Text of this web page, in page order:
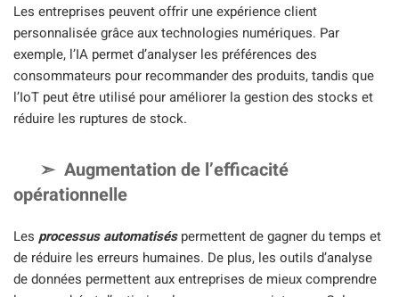
Les entreprises peuvent offrir une expérience client
personnalisée grâce aux technologies numériques. Par
exemple, l’IA permet d’analyser les préférences des
consommateurs pour recommander des produits, tandis que
l’IoT peut être utilisé pour améliorer la gestion des stocks et
réduire les ruptures de stock.
Augmentation de l’efficacité
opérationnelle
Les processus automatiséspermettent de gagner du temps et
de réduire les erreurs humaines. De plus, les outils d’analyse
de données permettent aux entreprises de mieux comprendre